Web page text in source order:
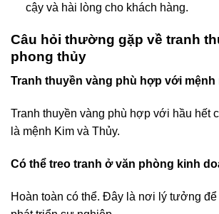
cậy và hài lòng cho khách hàng.
Câu hỏi thường gặp về tranh
phong thủy
Tranh thuyền vàng phù hợp với mệnh
Tranh thuyền vàng phù hợp với hầu hết
là mệnh Kim và Thủy.
Có thể treo tranh ở văn phòng kinh
Hoàn toàn có thể. Đây là nơi lý tưởng để